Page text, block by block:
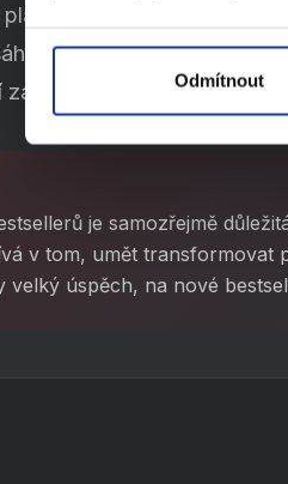
Odmítnout
zahrnout ostatní
výrazného úspěchu,
za to je vyzkoušet.
je samozřejmě
v tom, umět transformovat
velký úspěch, na nové